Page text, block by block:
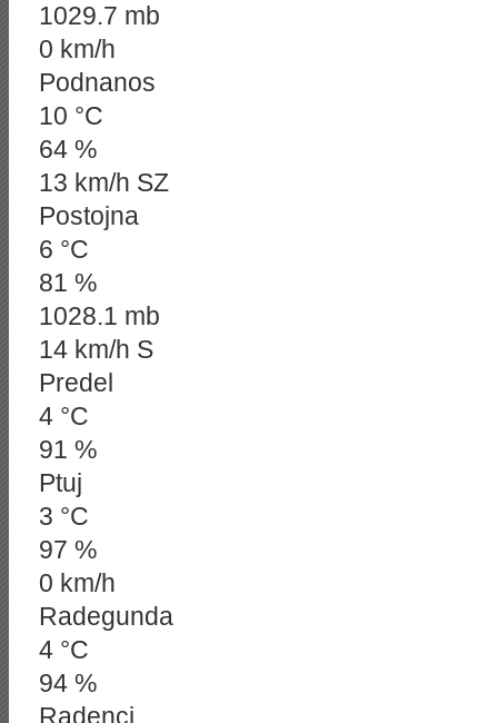
1029.7 mb
0 km/h
Podnanos
10 °C
64 %
13 km/h SZ
Postojna
6 °C
81 %
1028.1 mb
14 km/h S
Predel
4 °C
91 %
Ptuj
3 °C
97 %
0 km/h
Radegunda
4 °C
94 %
Radenci